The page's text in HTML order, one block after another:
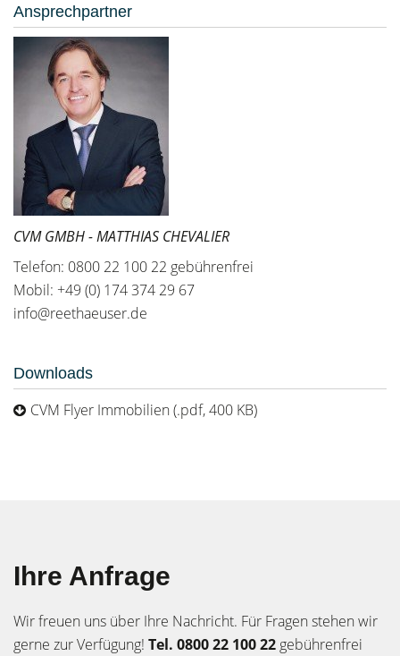
Ansprechpartner
CVM GMBH - MATTHIAS CHEVALIER
Telefon: 0800 22 100 22 gebührenfrei
Mobil: +49 (0) 174 374 29 67
info@reethaeuser.de
Downloads
CVM Flyer Immobilien (.pdf, 400 KB)
Ihre Anfrage
Wir freuen uns über Ihre Nachricht. Für Fragen stehen wir
gerne zur Verfügung! Tel. 0800 22 100 22 gebührenfrei